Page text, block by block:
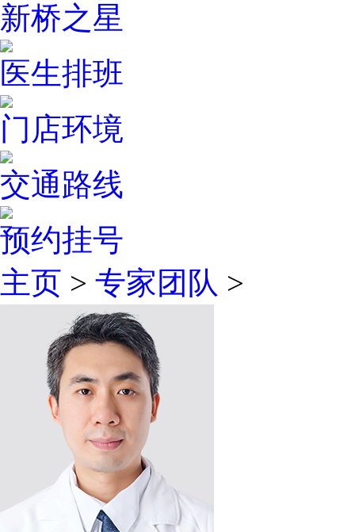
新桥之星
医生排班
门店环境
交通路线
预约挂号
主页 > 专家团队 >